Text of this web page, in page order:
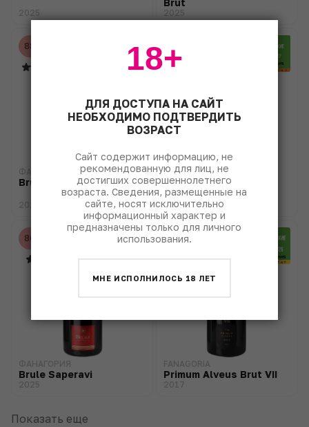
2025
Brut
2025
88
Brule Platovskiy
ФАНАГОРИЯ
Brule Muscat Ottonel
Brut
2025
86
ФАНАГОРИЯ
Brule Saperavi
2025
90
FANAGORIA
Primum Alveus Brut VII
2017
Показать еще
ДЛЯ ДОСТУПА НА САЙТ
НЕОБХОДИМО ПОДТВЕРДИТЬ
ВОЗРАСТ
Сайт содержит информацию, не
рекомендованную для лиц, не
достигших совершеннолетнего
возраста. Сведения, размещенные на
сайте, носят исключительно
информационный характер и
предназначены только для личного
использования.
МНЕ ИСПОЛНИЛОСЬ 18 ЛЕТ
18+